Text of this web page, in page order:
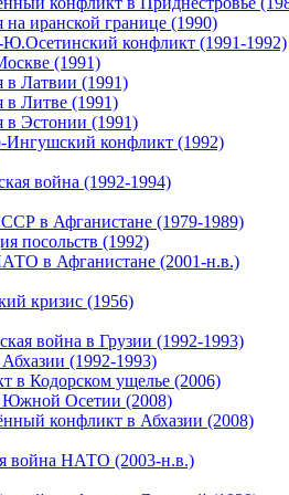
иранской границе (1990)
Ю.Осетинский конфликт (1991-1992)
(1991)
в Латвии (1991)
в Литве (1991)
в Эстонии (1991)
Ингушский конфликт (1992)
война (1992-1994)
в Афганистане (1979-1989)
посольств (1992)
в Афганистане (2001-н.в.)
кризис (1956)
война в Грузии (1992-1993)
(1992-1993)
в Кодорском ущелье (2006)
Осетии (2008)
конфликт в Абхазии (2008)
война НАТО (2003-н.в.)